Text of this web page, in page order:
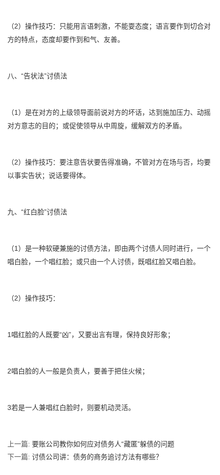
（2）操作技巧：只能用言语刺激，不能耍态度；语言要作到切合对
方的特点，态度却要作到和气、友善。
八、“告状法”讨债法
（1）是在对方的上级领导面前说对方的坏话，达到施加压力、动摇
对方意志的目的；或促使领导从中周旋，缓解双方的矛盾。
（2）操作技巧：要注意告状要告得准确，不管对方在场与否，均要
以事实告状；说话要得体。
九、“红白脸”讨债法
（1）是一种软硬兼施的讨债方法，即由两个讨债人同时进行，一个
唱白脸，一个唱红脸；或只由一个人讨债，既唱红脸又唱白脸。
（2）操作技巧：
1唱红脸的人既要“凶”，又要出言有理，保持良好形象；
2唱白脸的人一般是负责人，要善于把住火候；
3若是一人兼唱红白脸时，则要机动灵活。
上一篇: 要账公司教你如何应对债务人“藏匿”躲债的问题
下一篇: 讨债公司讲：债务的商务追讨方法有哪些？